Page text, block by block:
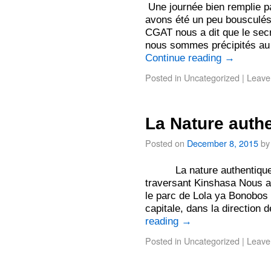
Une journée bien remplie
avons été un peu
CGAT nous a dit que le
nous sommes précipités
Continue reading →
Posted in Uncategorized |
La Nature
Posted on December 8, 2015by
La nature
traversant Kinshasa Nous
le parc de Lola ya
capitale, dans la direction
reading →
Posted in Uncategorized |